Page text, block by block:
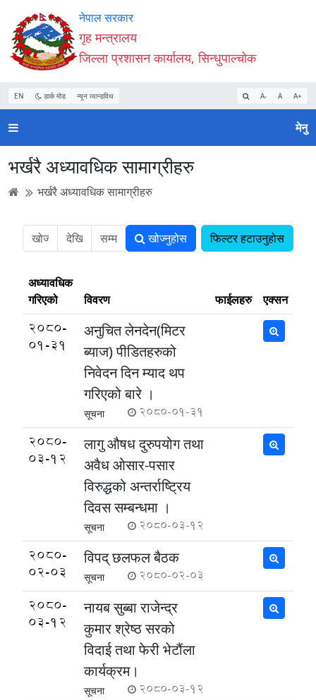
Accessibility
Mode
सुरु
गर्नुहोस्
सामाग्री
पढ्नुहाेस्
नेभिगेसन
पढ्नुहाेस्
वेबसाइट
खोजमा
जानुहोस्
नेपाल सरकार
गृह मन्त्रालय
जिल्ला प्रशासन कार्यालय, सिन्धुपाल्चोक
EN डार्क मोड न्यून व्यान्डविथ A- A A+
मेनु
भर्खरै अध्यावधिक सामाग्रीहरु
भर्खरै अध्यावधिक सामाग्रीहरु
खोज्नुहोस फिल्टर हटाउनुहोस
अध्यावधिक
गरिएको
विवरण फाईलहरु एक्सन
2080-
01-31
अनुचित लेनदेन(मिटर
ब्याज) पीडितहरुको
निवेदन दिन म्याद थप
गरिएको बारे ।
सूचना 2080-01-31
2080-
03-12
लागु औषध दुरुपयोग तथा
अवैध ओसार-पसार
विरुद्धको अन्तर्राष्ट्रिय
दिवस सम्बन्धमा ।
सूचना 2080-03-12
2080-
02-03
विपद् छलफल बैठक
सूचना 2080-02-03
2080-
03-12
नायब सुब्बा राजेन्द्र
कुमार श्रेष्ठ सरको
विदाई तथा फेरी भेटौंला
कार्यक्रम।
सूचना 2080-03-12